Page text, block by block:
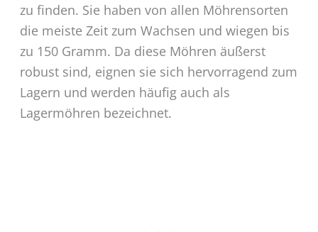
zu finden. Sie haben von allen Möhrensorten
die meiste Zeit zum Wachsen und wiegen bis
zu 150 Gramm. Da diese Möhren äußerst
robust sind, eignen sie sich hervorragend zum
Lagern und werden häufig auch als
Lagermöhren bezeichnet.